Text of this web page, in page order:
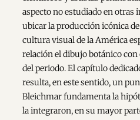
aspecto no estudiado en otras
ubicar la producción icónica
cultura visual de la América
relación el dibujo botánico
del periodo. El capítulo
resulta, en este sentido, un
Bleichmar fundamenta la
la integraron, en su mayor